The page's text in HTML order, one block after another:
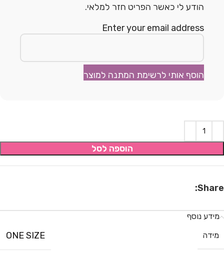
הודע לי כאשר הפריט חזר למלאי.
Enter your email address
הוסף אותי לרשימת המתנה למוצר
הוספה לסל
Share:
מידע נוסף
מידה
ONE SIZE